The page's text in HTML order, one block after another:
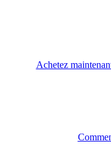
Achetez